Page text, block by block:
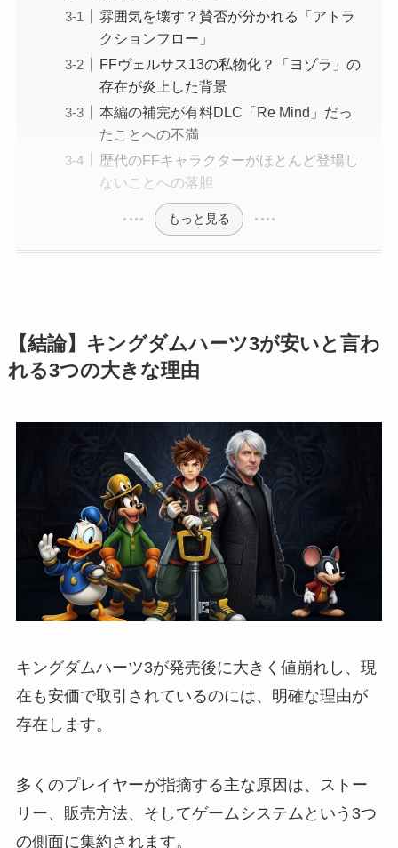
雰囲気を壊す？賛否が分かれる「アトラ
クションフロー」
FFヴェルサス13の私物化？「ヨゾラ」の
存在が炎上した背景
本編の補完が有料DLC「Re Mind」だっ
たことへの不満
歴代のFFキャラクターがほとんど登場し
ないことへの落胆
もっと見る
【結論】キングダムハーツ3が安いと言わ
れる3つの大きな理由
キングダムハーツ3が発売後に大きく値崩れし、現
在も安価で取引されているのには、明確な理由が
存在します。
多くのプレイヤーが指摘する主な原因は、ストー
リー、販売方法、そしてゲームシステムという3つ
の側面に集約されます。